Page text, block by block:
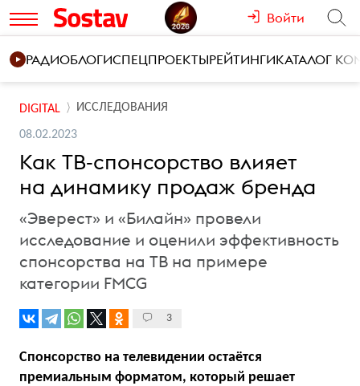
Войти
РАДИОБЛОГИСПЕЦПРОЕКТЫРЕЙТИНГИКАТАЛОГ
DIGITAL ИССЛЕДОВАНИЯ
08.02.2023
Как ТВ-спонсорство влияет
на динамику продаж бренда
«Эверест» и «Билайн» провели
исследование и оценили эффективность
спонсорства на ТВ на примере
категории FMCG
3
Спонсорство на телевидении остаётся
премиальным форматом, который решает